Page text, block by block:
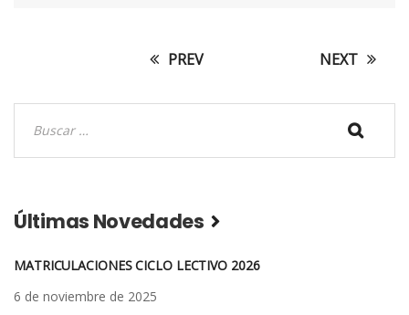
navigation
PREV NEXT
Últimas Novedades
MATRICULACIONES CICLO LECTIVO 2026
6 de noviembre de 2025